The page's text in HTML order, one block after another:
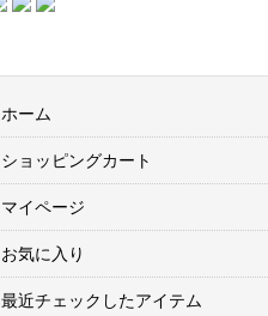
ホーム
ショッピングカート
マイページ
お気に入り
最近チェックしたアイテム